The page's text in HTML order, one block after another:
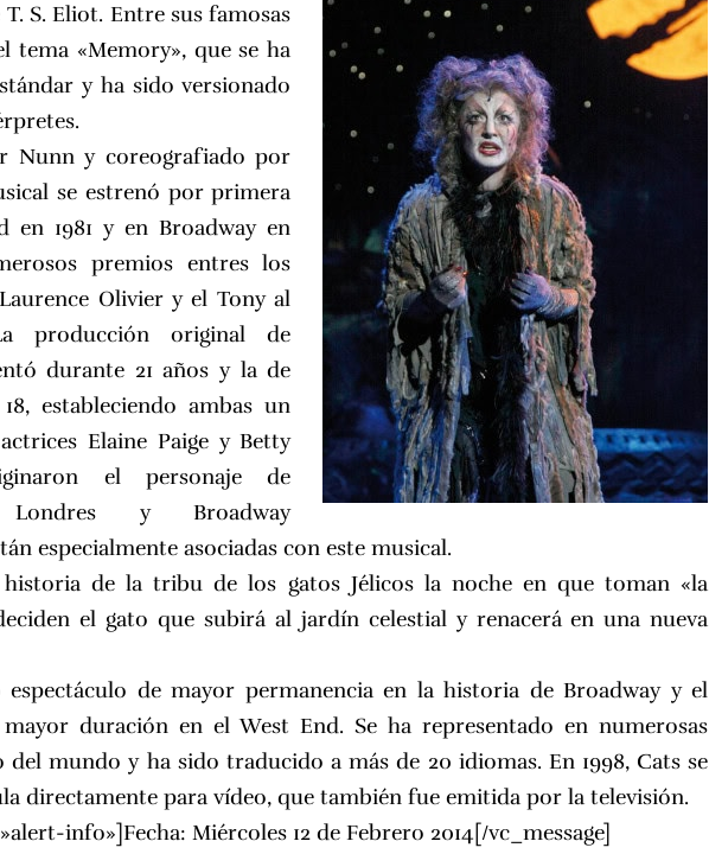
S. Eliot. Entre sus famosas
tema «Memory», que se ha
y ha sido versionado
Nunn y coreografiado por
se estrenó por primera
en 1981 y en Broadway en
premios entres los
Olivier y el Tony al
producción original de
durante 21 años y la de
estableciendo ambas un
Elaine Paige y Betty
el personaje de
y Broadway
especialmente asociadas con este musical.
de la tribu de los gatos Jélicos la noche en que toman «la
el gato que subirá al jardín celestial y renacerá en una nueva
espectáculo de mayor permanencia en la historia de Broadway y el
duración en el West End. Se ha representado en numerosas
del mundo y ha sido traducido a más de 20 idiomas. En 1998, Cats se
directamente para vídeo, que también fue emitida por la televisión.
info»]Fecha: Miércoles 12 de Febrero 2014[/vc_message]